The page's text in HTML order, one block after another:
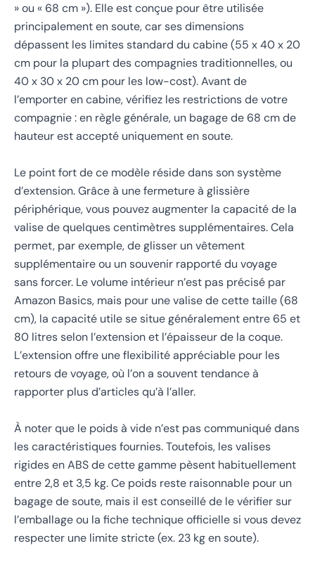
» ou « 68 cm »). Elle est conçue pour être utilisée
principalement en soute, car ses dimensions
dépassent les limites standard du cabine (55 x 40 x 20
cm pour la plupart des compagnies traditionnelles, ou
40 x 30 x 20 cm pour les low-cost). Avant de
l’emporter en cabine, vérifiez les restrictions de votre
compagnie : en règle générale, un bagage de 68 cm de
hauteur est accepté uniquement en soute.
Le point fort de ce modèle réside dans son système
d’extension. Grâce à une fermeture à glissière
périphérique, vous pouvez augmenter la capacité de la
valise de quelques centimètres supplémentaires. Cela
permet, par exemple, de glisser un vêtement
supplémentaire ou un souvenir rapporté du voyage
sans forcer. Le volume intérieur n’est pas précisé par
Amazon Basics, mais pour une valise de cette taille (68
cm), la capacité utile se situe généralement entre 65 et
80 litres selon l’extension et l’épaisseur de la coque.
L’extension offre une flexibilité appréciable pour les
retours de voyage, où l’on a souvent tendance à
rapporter plus d’articles qu’à l’aller.
À noter que le poids à vide n’est pas communiqué dans
les caractéristiques fournies. Toutefois, les valises
rigides en ABS de cette gamme pèsent habituellement
entre 2,8 et 3,5 kg. Ce poids reste raisonnable pour un
bagage de soute, mais il est conseillé de le vérifier sur
l’emballage ou la fiche technique officielle si vous devez
respecter une limite stricte (ex. 23 kg en soute).